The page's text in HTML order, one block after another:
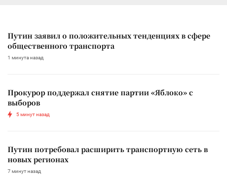
Путин заявил о положительных тенденциях в сфере
общественного транспорта
1 минута назад
Прокурор поддержал снятие партии «Яблоко» с
выборов
5 минут назад
Путин потребовал расширить транспортную сеть в
новых регионах
7 минут назад